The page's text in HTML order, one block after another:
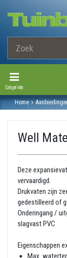
Toggle
Categorieën
Home
Well
Deze
vervaardigd.
Drukvaten zijn
gedestilleerd of
Onderingang /
slagvast PVC
Eigenschappen
Max.